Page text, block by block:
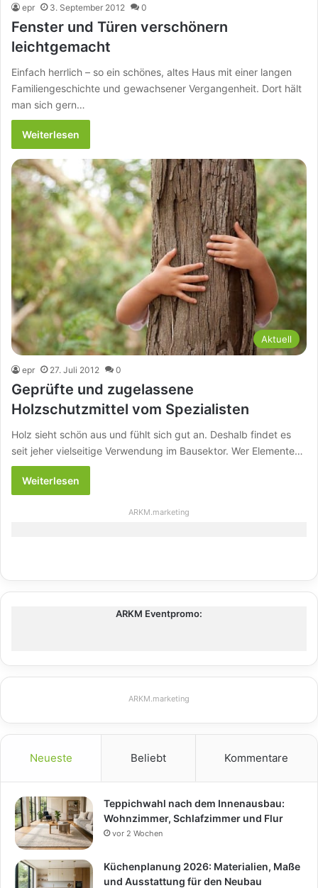
epr 3. September 2012 0
Fenster und Türen verschönern
leichtgemacht
Einfach herrlich – so ein schönes, altes Haus mit einer langen
Familiengeschichte und gewachsener Vergangenheit. Dort hält
man sich gern…
Weiterlesen
Aktuell
epr 27. Juli 2012 0
Geprüfte und zugelassene
Holzschutzmittel vom Spezialisten
Holz sieht schön aus und fühlt sich gut an. Deshalb findet es
seit jeher vielseitige Verwendung im Bausektor. Wer Elemente…
Weiterlesen
ARKM.marketing
ARKM Eventpromo:
ARKM.marketing
Neueste Beliebt Kommentare
Teppichwahl nach dem Innenausbau:
Wohnzimmer, Schlafzimmer und Flur
vor 2 Wochen
Küchenplanung 2026: Materialien, Maße
und Ausstattung für den Neubau